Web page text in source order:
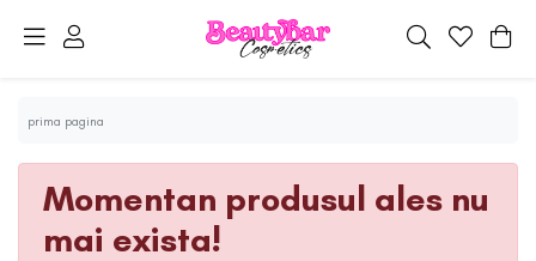
prima pagina
Momentan produsul ales nu
mai exista!